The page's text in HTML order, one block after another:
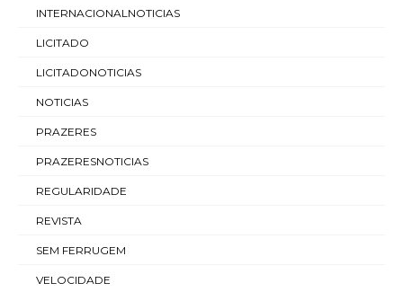
INTERNACIONALNOTICIAS
LICITADO
LICITADONOTICIAS
NOTICIAS
PRAZERES
PRAZERESNOTICIAS
REGULARIDADE
REVISTA
SEM FERRUGEM
VELOCIDADE